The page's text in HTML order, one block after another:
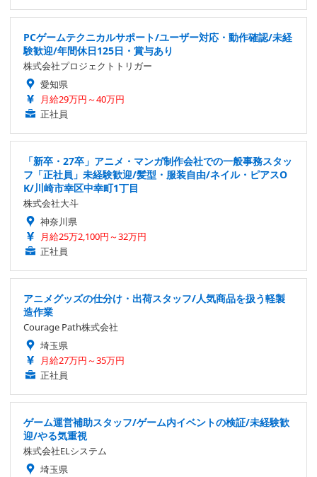
PCゲームテクニカルサポート/ユーザー対応・動作確認/未経
験歓迎/年間休日125日・賞与あり
株式会社プロジェクトトリガー
愛知県
月給29万円～40万円
正社員
「新卒・27卒」アニメ・マンガ制作会社での一般事務スタッ
フ「正社員」未経験歓迎/髪型・服装自由/ネイル・ピアスO
K/川崎市幸区中幸町1丁目
株式会社大斗
神奈川県
月給25万2,100円～32万円
正社員
アニメグッズの仕分け・出荷スタッフ/人気商品を扱う軽製
造作業
Courage Path株式会社
埼玉県
月給27万円～35万円
正社員
ゲーム運営補助スタッフ/ゲーム内イベントの検証/未経験歓
迎/やる気重視
株式会社ELシステム
埼玉県